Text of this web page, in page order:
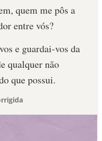
quem me pôs a
entre vós?
e guardai-vos da
qualquer não
que possui.